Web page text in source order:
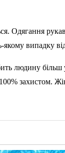
Одягання
якому випадку
людину
захистом.